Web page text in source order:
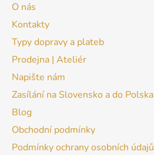
O nás
Kontakty
Typy dopravy a plateb
Prodejna | Ateliér
Napište nám
Zasílání na Slovensko a do Polska
Blog
Obchodní podmínky
Podmínky ochrany osobních údajů